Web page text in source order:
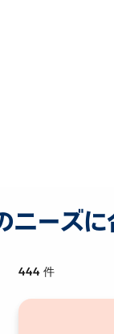
ニーズ
444 件